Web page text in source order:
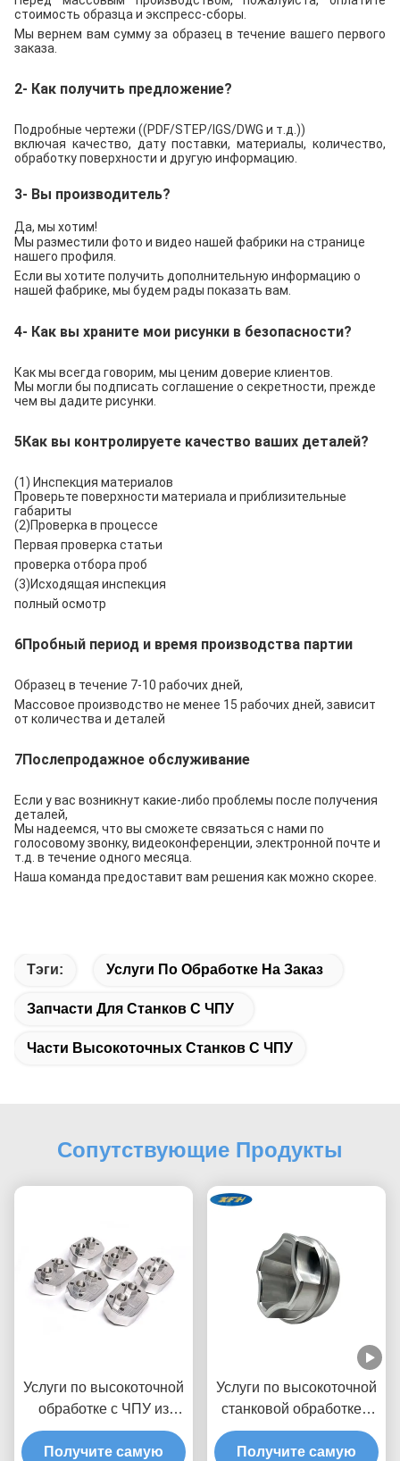
стоимость образца и экспресс-сборы.
Мы вернем вам сумму за образец в течение вашего первого
заказа.
2- Как получить предложение?
Подробные чертежи ((PDF/STEP/IGS/DWG и т.д.))
включая качество, дату поставки, материалы, количество,
обработку поверхности и другую информацию.
3- Вы производитель?
Да, мы хотим!
Мы разместили фото и видео нашей фабрики на странице
нашего профиля.
Если вы хотите получить дополнительную информацию о
нашей фабрике, мы будем рады показать вам.
4- Как вы храните мои рисунки в безопасности?
Как мы всегда говорим, мы ценим доверие клиентов.
Мы могли бы подписать соглашение о секретности, прежде
чем вы дадите рисунки.
5Как вы контролируете качество ваших деталей?
(1) Инспекция материалов
Проверьте поверхности материала и приблизительные
габариты
(2)Проверка в процессе
Первая проверка статьи
проверка отбора проб
(3)Исходящая инспекция
полный осмотр
6Пробный период и время производства партии
Образец в течение 7-10 рабочих дней,
Массовое производство не менее 15 рабочих дней, зависит
от количества и деталей
7Послепродажное обслуживание
Если у вас возникнут какие-либо проблемы после получения
деталей,
Мы надеемся, что вы сможете связаться с нами по
голосовому звонку, видеоконференции, электронной почте и
т.д. в течение одного месяца.
Наша команда предоставит вам решения как можно скорее.
Тэги: Услуги По Обработке На Заказ
Запчасти Для Станков С ЧПУ
Части Высокоточных Станков С ЧПУ
Сопутствующие Продукты
Услуги по высокоточной
обработке с ЧПУ из
нержавеющей стали
316
Получите самую
Услуги по высокоточной
станковой обработке с
ЧПУ ISO 9001 &
RoHS/REACH
Получите самую